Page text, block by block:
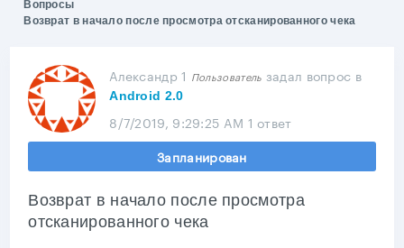
Вопросы
Возврат в начало после просмотра отсканированного чека
Александр 1 Пользователь задал вопрос в
Android 2.0
8/7/2019, 9:29:25 AM 1 ответ
Запланирован
Возврат в начало после просмотра
отсканированного чека